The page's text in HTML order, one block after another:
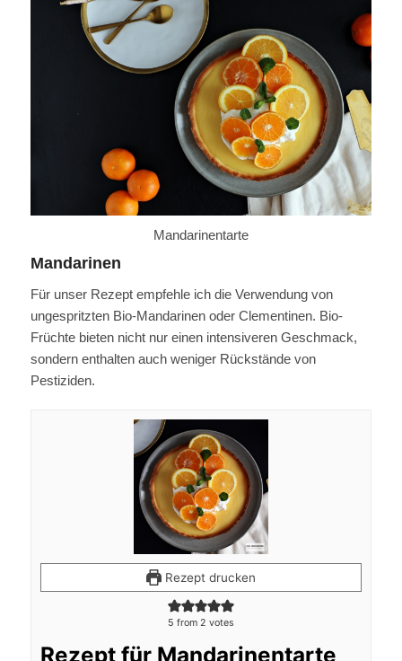
Mandarinentarte
Mandarinen
Für unser Rezept empfehle ich die Verwendung von
ungespritzten Bio-Mandarinen oder Clementinen. Bio-
Früchte bieten nicht nur einen intensiveren Geschmack,
sondern enthalten auch weniger Rückstände von
Pestiziden.
Rezept drucken
5 from 2 votes
Rezept für Mandarinentarte